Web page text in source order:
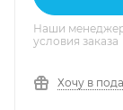
Наши
условия заказа
Хочу в